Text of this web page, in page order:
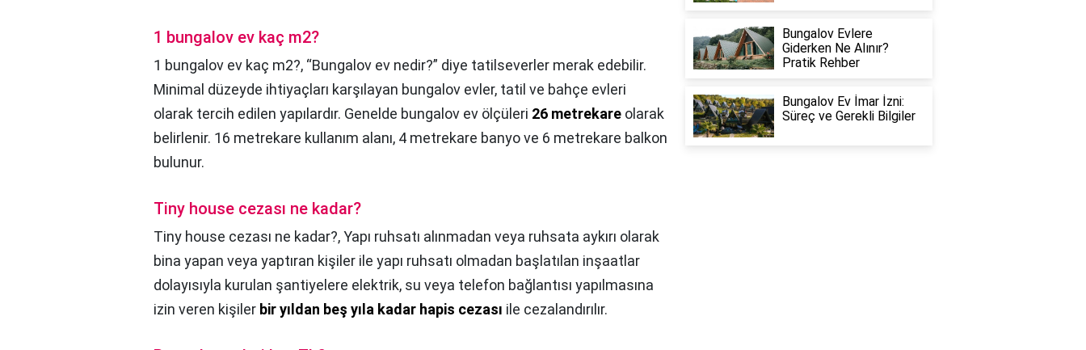
1 bungalov ev kaç m2?
1 bungalov ev kaç m2?, “Bungalov ev nedir?” diye tatilseverler merak edebilir.
Minimal düzeyde ihtiyaçları karşılayan bungalov evler, tatil ve bahçe evleri
olarak tercih edilen yapılardır. Genelde bungalov ev ölçüleri 26 metrekare olarak
belirlenir. 16 metrekare kullanım alanı, 4 metrekare banyo ve 6 metrekare balkon
bulunur.
Tiny house cezası ne kadar?
Tiny house cezası ne kadar?,Yapı ruhsatı alınmadan veya ruhsata aykırı olarak
bina yapan veya yaptıran kişiler ile yapı ruhsatı olmadan başlatılan inşaatlar
dolayısıyla kurulan şantiyelere elektrik, su veya telefon bağlantısı yapılmasına
izin veren kişiler bir yıldan beş yıla kadar hapis cezası ile cezalandırılır.
Bungalov Evlere
Giderken Ne Alınır?
Pratik Rehber
Bungalov Ev İmar İzni:
Süreç ve Gerekli Bilgiler